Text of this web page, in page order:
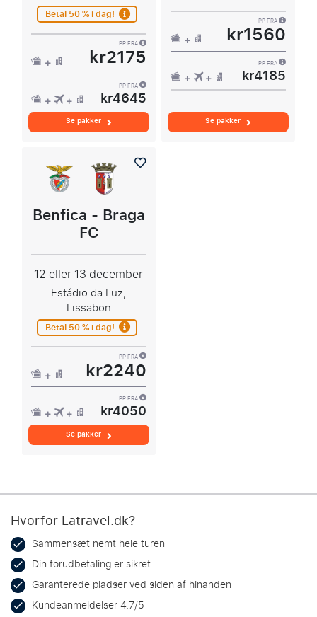
Betal 50 % i dag!
PP FRA
kr2175
PP FRA
kr4645
Se pakker
PP FRA
kr1560
PP FRA
kr4185
Se pakker
Benfica - Braga
FC
12 eller 13 december
Estádio da Luz,
Lissabon
Betal 50 % i dag!
PP FRA
kr2240
PP FRA
kr4050
Se pakker
Hvorfor Latravel.dk?
Sammensæt nemt hele turen
Din forudbetaling er sikret
Garanterede pladser ved siden af hinanden
Kundeanmeldelser 4.7/5